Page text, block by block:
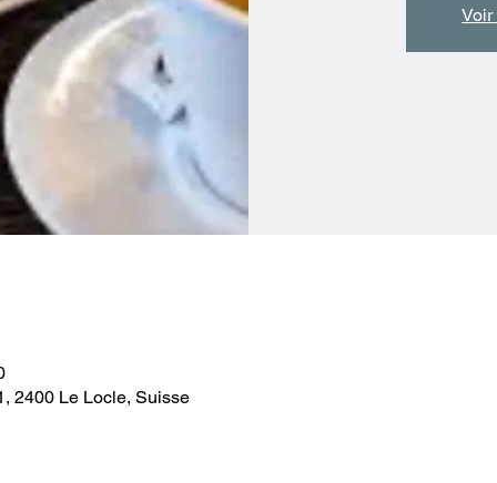
Voir
2400 Le Locle, Suisse